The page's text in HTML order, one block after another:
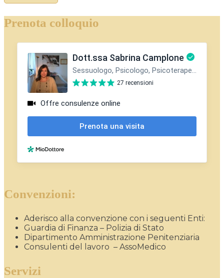
Prenota colloquio
Convenzioni:
Aderisco alla convenzione con i seguenti Enti:
Guardia di Finanza – Polizia di Stato
Dipartimento Amministrazione Penitenziaria
Consulenti del lavoro – AssoMedico
Servizi